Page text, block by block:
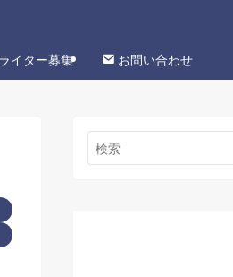
ライター募集 お問い合わせ